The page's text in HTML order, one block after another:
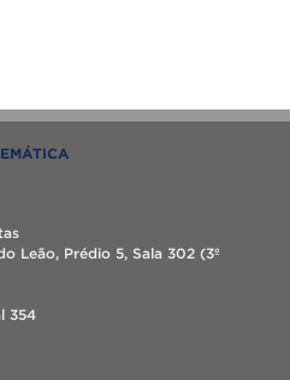
Leão, Prédio 5, Sala 302 (3º
354